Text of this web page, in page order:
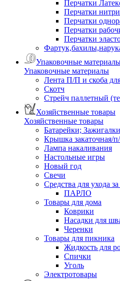
Перчатки
Перчатки
Перчатки
Перчатки
Перчатки
Упаковочные
Упаковочные материалы
Лента П/П и скоба
Скотч
Стрейч паллетный
Хозяйственные товары
Хозяйственные товары
Батарейки;
Крышка закаточная/
Лампа накаливания
Настольные игры
Новый год
Свечи
Средства для ухода
ПАРЛО
Товары для дома
Коврики
Насадки для
Черенки
Товары для пикника
Жидкость для
Спички
Уголь
Электротовары